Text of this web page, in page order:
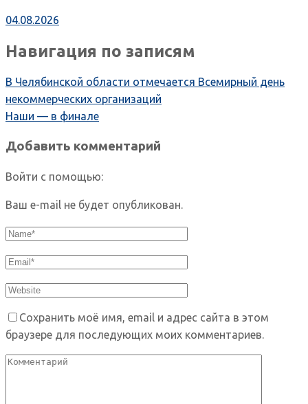
04.08.2026
Навигация по записям
В Челябинской области отмечается Всемирный день
некоммерческих организаций
Наши — в финале
Добавить комментарий
Войти с помощью:
Ваш e-mail не будет опубликован.
Сохранить моё имя, email и адрес сайта в этом
браузере для последующих моих комментариев.